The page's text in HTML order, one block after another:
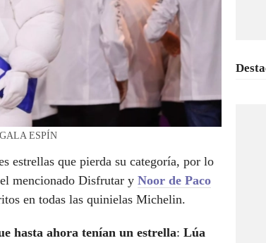
GALA ESPÍN
estrellas que pierda su categoría, por lo
mencionado Disfrutar y Noor de Paco
en todas las quinielas Michelin.
hasta ahora tenían un estrella: Lúa